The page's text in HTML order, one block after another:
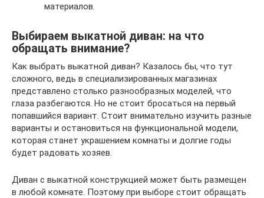
материалов.
Выбираем выкатной диван: на что
обращать внимание?
Как выбрать выкатной диван? Казалось бы, что тут
сложного, ведь в специализированных магазинах
представлено столько разнообразных моделей, что
глаза разбегаются. Но не стоит бросаться на первый
попавшийся вариант. Стоит внимательно изучить разные
варианты и остановиться на функциональной модели,
которая станет украшением комнаты и долгие годы
будет радовать хозяев.
Диван с выкатной конструкцией может быть размещен
в любой комнате. Поэтому при выборе стоит обращать